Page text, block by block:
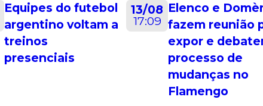
Equipes do futebol
argentino voltam a
treinos
presenciais
13/08
17:09
Elenco e
fazem reunião
expor e
processo de
mudanças no
Flamengo